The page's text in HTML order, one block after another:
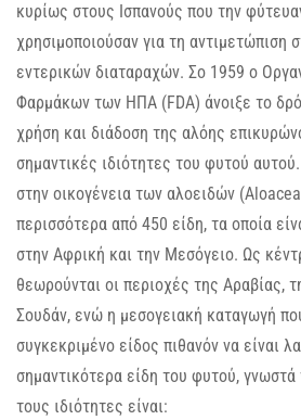
κυρίως στους Ισπανούς που την
χρησιμοποιούσαν για τη αντιμετώπιση
εντερικών διαταραχών. Σο 1959 ο
Φαρμάκων των ΗΠΑ (FDA) άνοιξε το
χρήση και διάδοση της αλόης
σημαντικές ιδιότητες του φυτού
στην οικογένεια των αλοειδών
περισσότερα από 450 είδη, τα οποία
στην Αφρική και την Μεσόγειο. Ως
θεωρούνται οι περιοχές της Αραβίας,
Σουδάν, ενώ η μεσογειακή καταγωγή
συγκεκριμένο είδος πιθανόν να είναι
σημαντικότερα είδη του φυτού, γνωστά
τους ιδιότητες είναι: